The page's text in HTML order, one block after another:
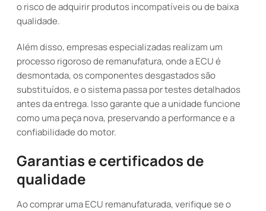
o risco de adquirir produtos incompatíveis ou de baixa
qualidade.
Além disso, empresas especializadas realizam um
processo rigoroso de remanufatura, onde a ECU é
desmontada, os componentes desgastados são
substituídos, e o sistema passa por testes detalhados
antes da entrega. Isso garante que a unidade funcione
como uma peça nova, preservando a performance e a
confiabilidade do motor.
Garantias e certificados de
qualidade
Ao comprar uma ECU remanufaturada, verifique se o